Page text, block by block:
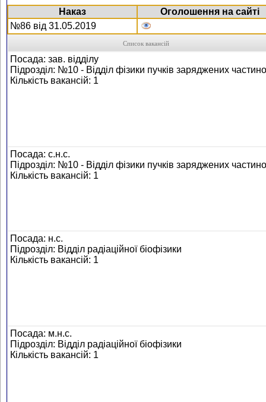
Наказ
Оголошення на сайті
№86 від 31.05.2019
Список вакансій
Посада: зав. відділу
Підрозділ: №10 - Відділ фізики пучків заряджених
Кількість вакансій: 1
Посада: с.н.с.
Підрозділ: №10 - Відділ фізики пучків заряджених
Кількість вакансій: 1
Посада: н.с.
Підрозділ: Відділ радіаційної біофізики
Кількість вакансій: 1
Посада: м.н.с.
Підрозділ: Відділ радіаційної біофізики
Кількість вакансій: 1